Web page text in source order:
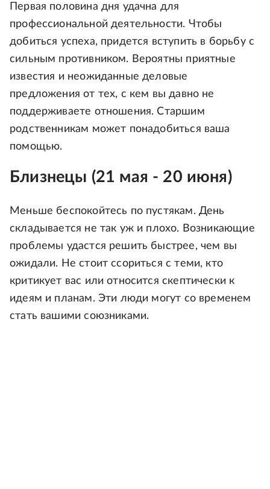
Первая половина дня удачна для
профессиональной деятельности. Чтобы
добиться успеха, придется вступить в борьбу с
сильным противником. Вероятны приятные
известия и неожиданные деловые
предложения от тех, с кем вы давно не
поддерживаете отношения. Старшим
родственникам может понадобиться ваша
помощью.
Близнецы (21 мая - 20 июня)
Меньше беспокойтесь по пустякам. День
складывается не так уж и плохо. Возникающие
проблемы удастся решить быстрее, чем вы
ожидали. Не стоит ссориться с теми, кто
критикует вас или относится скептически к
идеям и планам. Эти люди могут со временем
стать вашими союзниками.